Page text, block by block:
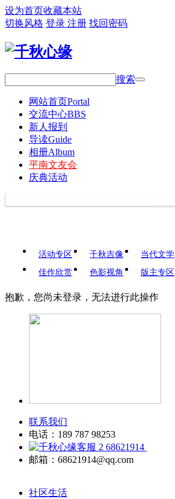
设为首页收藏本站
切换风格 登录 注册 找回密码
搜索
网站首页Portal
交流中心BBS
新人报到
导读Guide
相册Album
平南文友会
庆典活动
活动专区 千秋吉像
当代文学
佳作欣赏
色影视角 版主专区
抱歉，您尚未登录，无法进行此操作
联系我们
电话：189 787 98253
68621914
邮箱：68621914@qq.com
社区生活